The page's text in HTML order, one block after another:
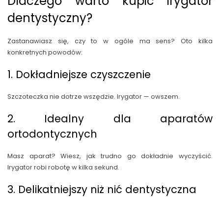
dentystyczny?
Zastanawiasz się, czy to w ogóle ma sens? Oto kilka
konkretnych powodów:
1. Dokładniejsze czyszczenie
Szczoteczka nie dotrze wszędzie. Irygator — owszem.
2. Idealny dla aparatów
ortodontycznych
Masz aparat? Wiesz, jak trudno go dokładnie wyczyścić.
Irygator robi robotę w kilka sekund.
3. Delikatniejszy niż nić dentystyczna